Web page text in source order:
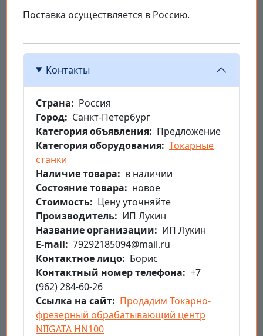
Поставка осуществляется в Россию.
Контакты
Страна
Россия
Город
Санкт-Петербург
Категория объявления
Предложение
Категория оборудования Токарные
станки
Наличие товара
в наличии
Состояние товара
новое
Стоимость
Цену уточняйте
Производитель
ИП Лукин
Название организации
ИП Лукин
E-mail
79292185094@mail.ru
Контактное лицо
Борис
Контактный номер телефона
+7
(962) 284-60-26
Ссылка на сайт
Продадим Токарно-
фрезерный обрабатывающий центр
NIIGATA HN100